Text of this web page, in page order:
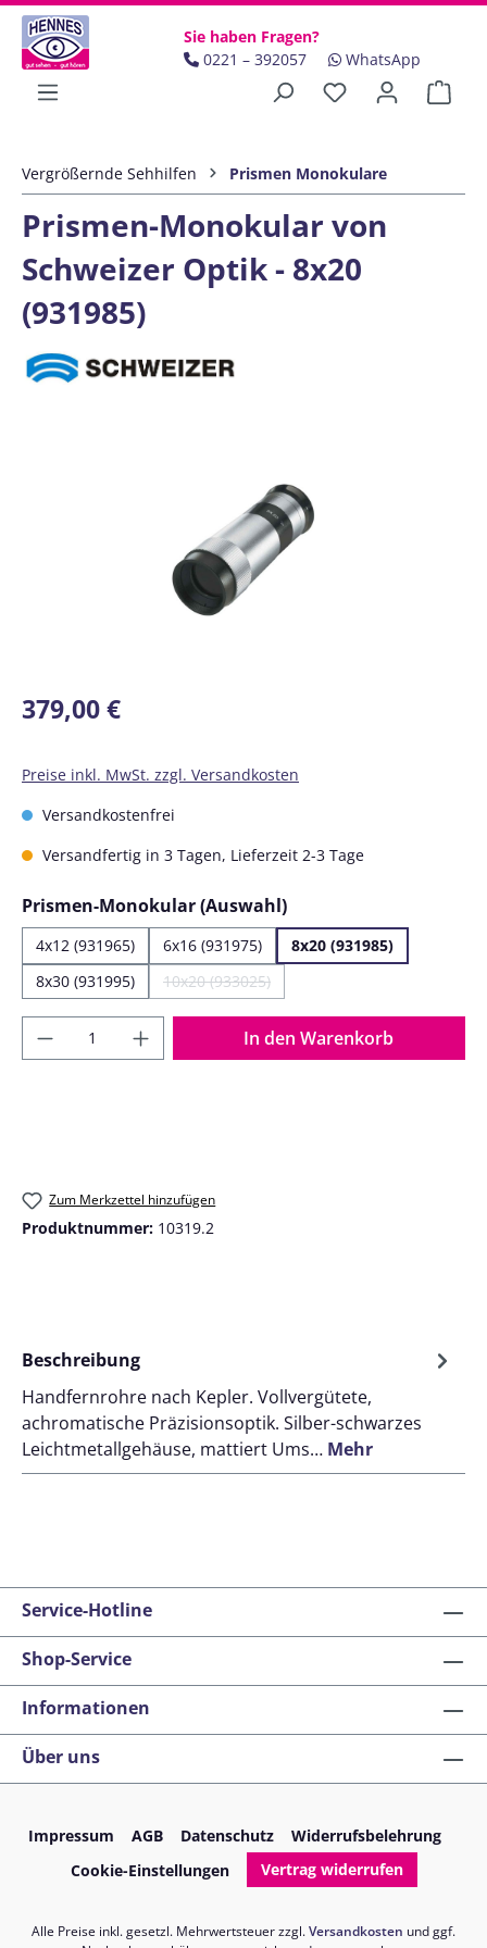
Zum Hauptinhalt springen
Sie haben Fragen?
0221 – 392057
WhatsApp
Vergrößernde Sehhilfen Prismen Monokulare
Prismen-Monokular von
Schweizer Optik - 8x20
(931985)
Regulärer Preis:
379,00 €
Preise inkl. MwSt. zzgl. Versandkosten
Versandkostenfrei
Versandfertig in 3 Tagen, Lieferzeit 2-3 Tage
Prismen-Monokular (Auswahl)auswählen
4x12 (931965) 6x16 (931975)
8x20 (931985)
8x30 (931995)
10x20 (933025)
(Diese Option ist zurzeit nicht verfügbar.)
Produkt Anzahl: Gib den gewünschten
In den Warenkorb
Zum Merkzettel hinzufügen
Produktnummer: 10319.2
Beschreibung
Handfernrohre nach Kepler. Vollvergütete,
achromatische Präzisionsoptik. Silber-schwarzes
Leichtmetallgehäuse, mattiert Ums… Mehr
Service-Hotline
Shop-Service
Informationen
Über uns
Impressum AGB Datenschutz
Widerrufsbelehrung
Cookie-Einstellungen
Vertrag widerrufen
Alle Preise inkl. gesetzl. Mehrwertsteuer zzgl.Versandkosten und ggf.